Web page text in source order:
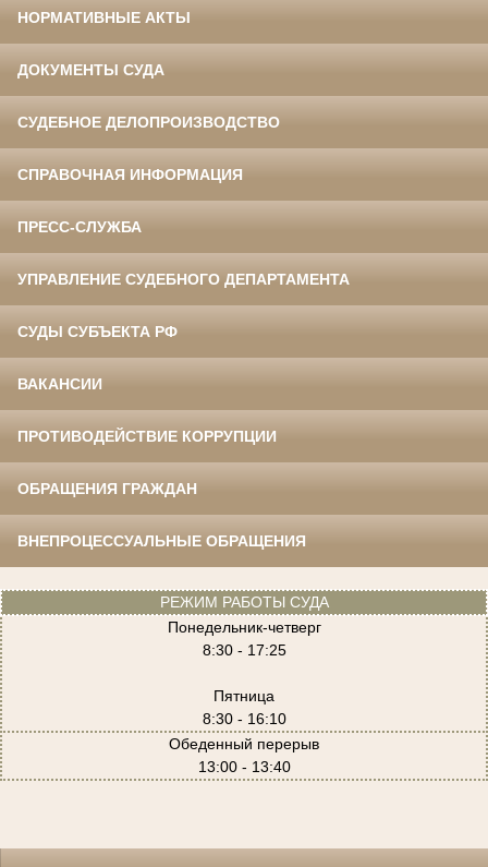
НОРМАТИВНЫЕ АКТЫ
ДОКУМЕНТЫ СУДА
СУДЕБНОЕ ДЕЛОПРОИЗВОДСТВО
СПРАВОЧНАЯ ИНФОРМАЦИЯ
ПРЕСС-СЛУЖБА
УПРАВЛЕНИЕ СУДЕБНОГО ДЕПАРТАМЕНТА
СУДЫ СУБЪЕКТА РФ
ВАКАНСИИ
ПРОТИВОДЕЙСТВИЕ КОРРУПЦИИ
ОБРАЩЕНИЯ ГРАЖДАН
ВНЕПРОЦЕССУАЛЬНЫЕ ОБРАЩЕНИЯ
РЕЖИМ РАБОТЫ СУДА
Понедельник-четверг
8:30 - 17:25
Пятница
8:30 - 16:10
Обеденный перерыв
13:00 - 13:40